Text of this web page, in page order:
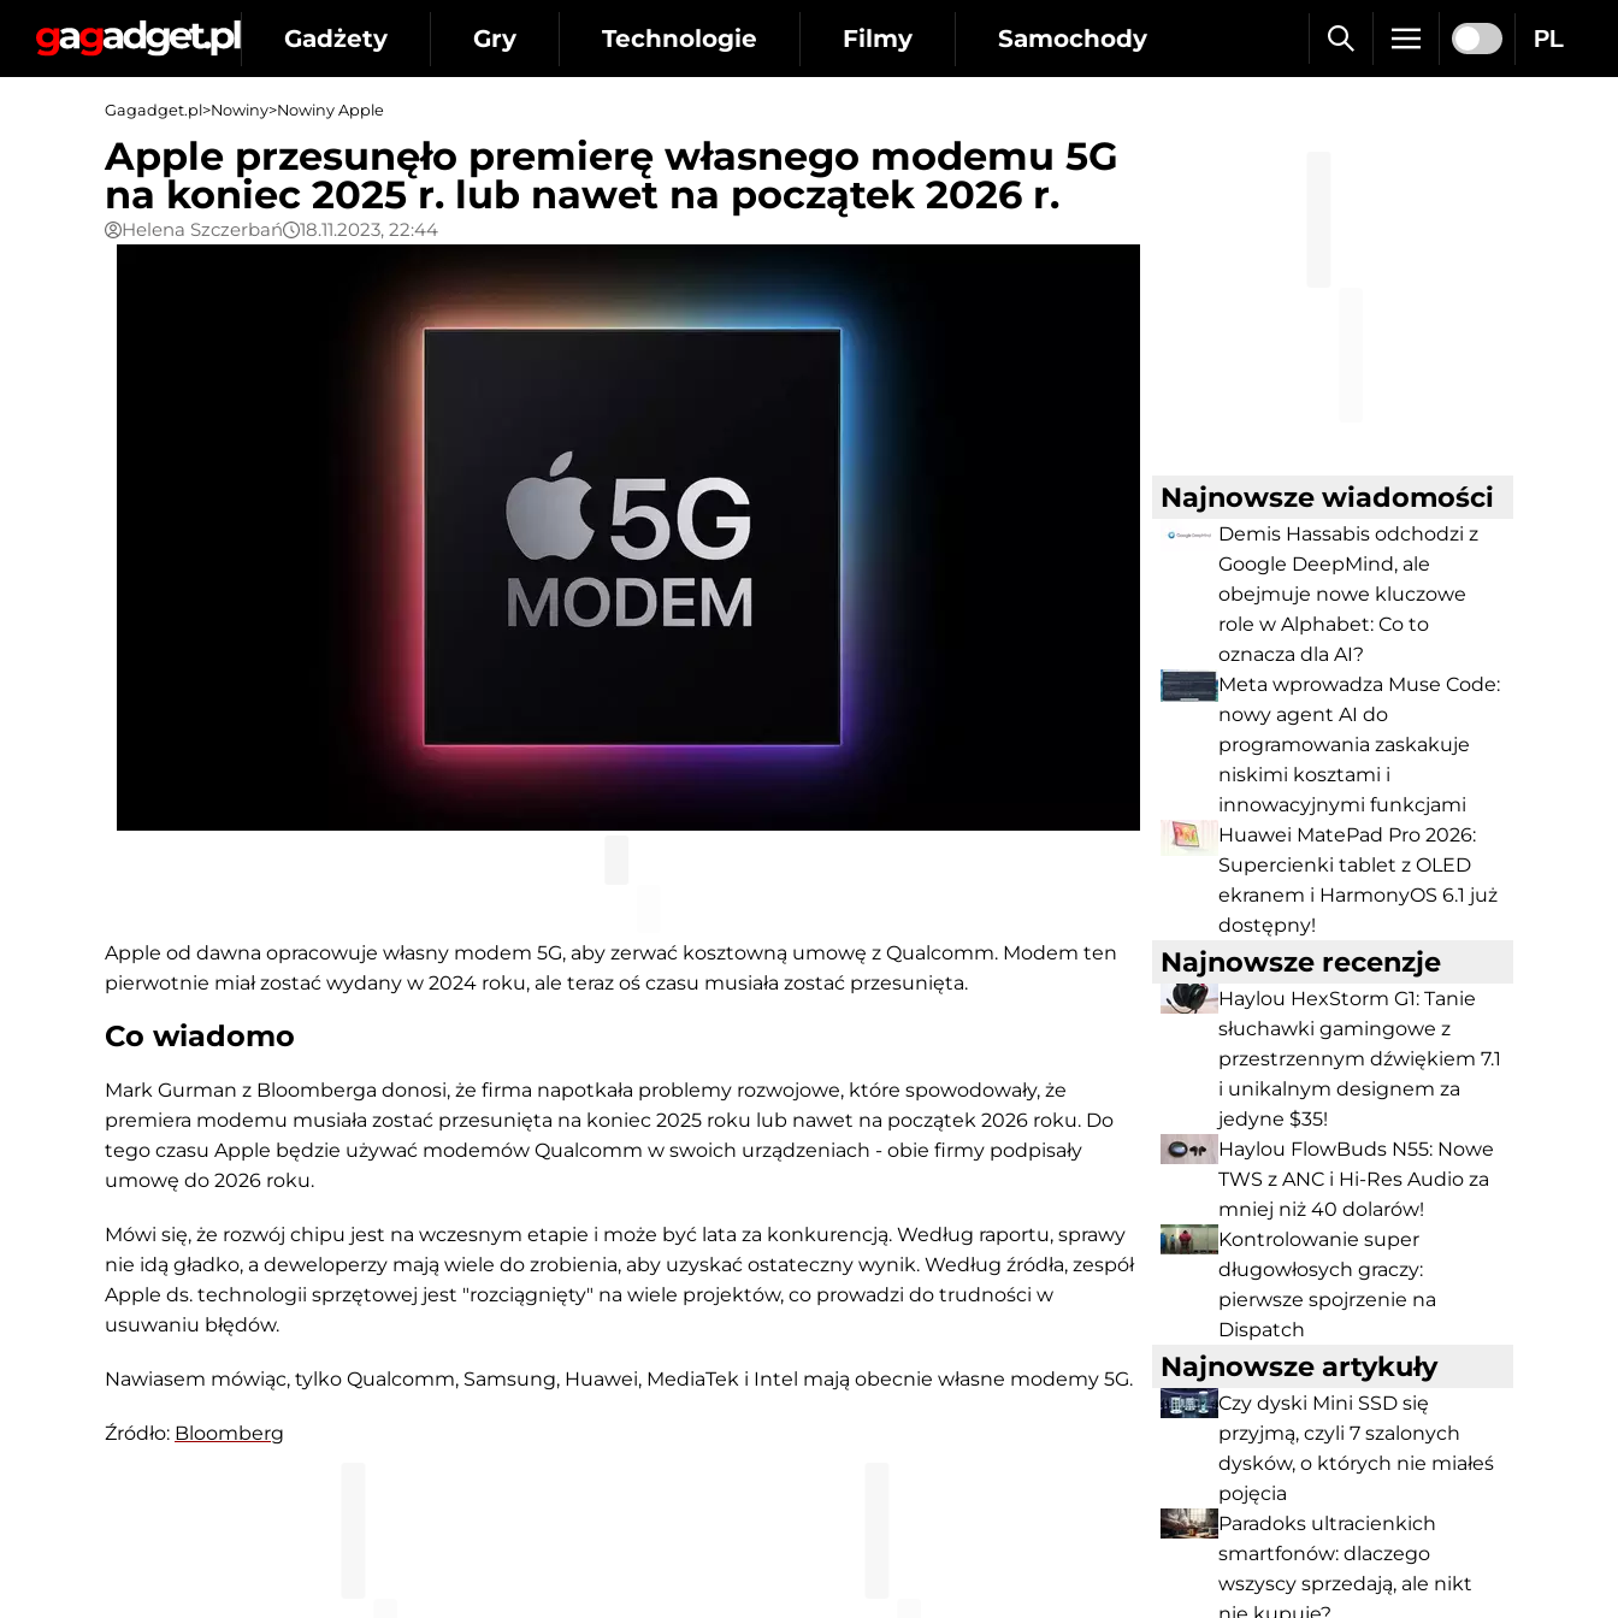
Gadżety Gry Technologie Filmy Samochody PL
Gagadget.pl>Nowiny>Nowiny Apple
Apple przesunęło premierę własnego modemu 5G
na koniec 2025 r. lub nawet na początek 2026 r.
Helena Szczerbań 18.11.2023, 22:44
Apple od dawna opracowuje własny modem 5G, aby zerwać kosztowną umowę z Qualcomm. Modem ten
pierwotnie miał zostać wydany w 2024 roku, ale teraz oś czasu musiała zostać przesunięta.
Co wiadomo
Mark Gurman z Bloomberga donosi, że firma napotkała problemy rozwojowe, które spowodowały, że
premiera modemu musiała zostać przesunięta na koniec 2025 roku lub nawet na początek 2026 roku. Do
tego czasu Apple będzie używać modemów Qualcomm w swoich urządzeniach - obie firmy podpisały
umowę do 2026 roku.
Mówi się, że rozwój chipu jest na wczesnym etapie i może być lata za konkurencją. Według raportu, sprawy
nie idą gładko, a deweloperzy mają wiele do zrobienia, aby uzyskać ostateczny wynik. Według źródła, zespół
Apple ds. technologii sprzętowej jest "rozciągnięty" na wiele projektów, co prowadzi do trudności w
usuwaniu błędów.
Nawiasem mówiąc, tylko Qualcomm, Samsung, Huawei, MediaTek i Intel mają obecnie własne modemy 5G.
Źródło: Bloomberg
Najnowsze wiadomości
Demis Hassabis odchodzi z
Google DeepMind, ale
obejmuje nowe kluczowe
role w Alphabet: Co to
oznacza dla AI?
Meta wprowadza Muse Code:
nowy agent AI do
programowania zaskakuje
niskimi kosztami i
innowacyjnymi funkcjami
Huawei MatePad Pro 2026:
Supercienki tablet z OLED
ekranem i HarmonyOS 6.1 już
dostępny!
Najnowsze recenzje
Haylou HexStorm G1: Tanie
słuchawki gamingowe z
przestrzennym dźwiękiem 7.1
i unikalnym designem za
jedyne $35!
Haylou FlowBuds N55: Nowe
TWS z ANC i Hi-Res Audio za
mniej niż 40 dolarów!
Kontrolowanie super
długowłosych graczy:
pierwsze spojrzenie na
Dispatch
Najnowsze artykuły
Czy dyski Mini SSD się
przyjmą, czyli 7 szalonych
dysków, o których nie miałeś
pojęcia
Paradoks ultracienkich
smartfonów: dlaczego
wszyscy sprzedają, ale nikt